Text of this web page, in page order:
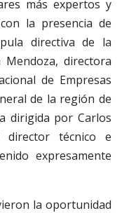
más expertos y
la presencia de
directiva de la
Mendoza, directora
de Empresas
de la región de
dirigida por Carlos
director técnico e
expresamente
la oportunidad